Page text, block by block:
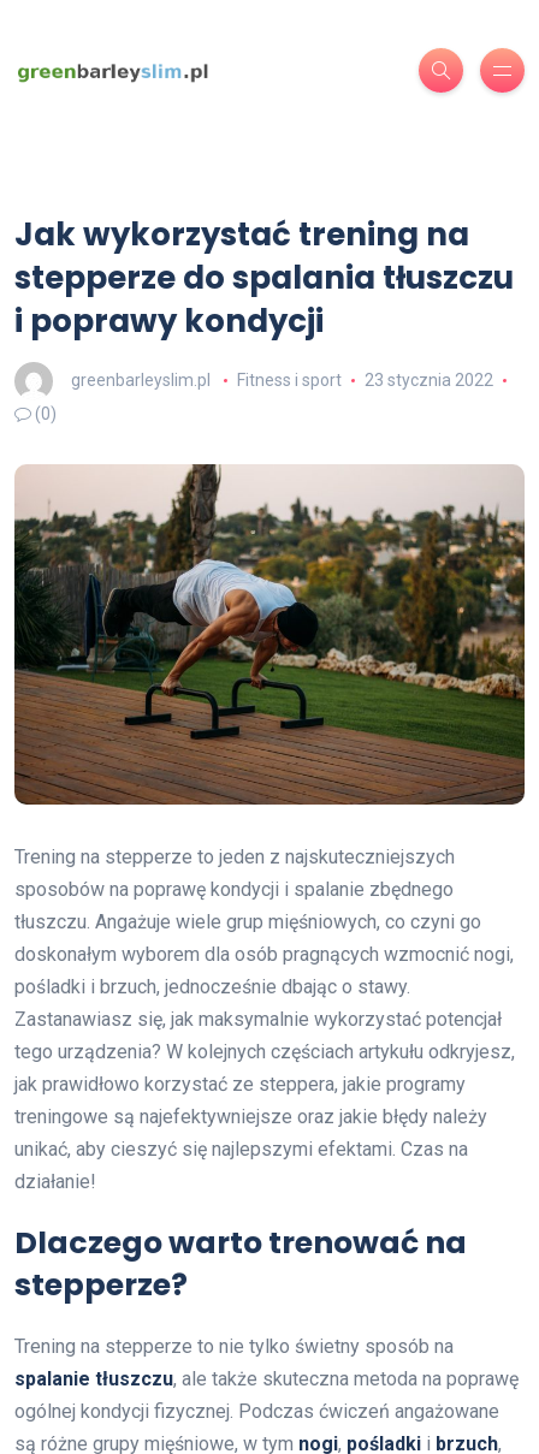
Jak wykorzystać trening na
stepperze do spalania tłuszczu
i poprawy kondycji
greenbarleyslim.pl Fitness i sport
23 stycznia 2022
(0)
Trening na stepperze to jeden z najskuteczniejszych
sposobów na poprawę kondycji i spalanie zbędnego
tłuszczu. Angażuje wiele grup mięśniowych, co czyni go
doskonałym wyborem dla osób pragnących wzmocnić nogi,
pośladki i brzuch, jednocześnie dbając o stawy.
Zastanawiasz się, jak maksymalnie wykorzystać potencjał
tego urządzenia? W kolejnych częściach artykułu odkryjesz,
jak prawidłowo korzystać ze steppera, jakie programy
treningowe są najefektywniejsze oraz jakie błędy należy
unikać, aby cieszyć się najlepszymi efektami. Czas na
działanie!
Dlaczego warto trenować na
stepperze?
Trening na stepperze to nie tylko świetny sposób na
spalanie tłuszczu, ale także skuteczna metoda na poprawę
ogólnej kondycji fizycznej. Podczas ćwiczeń angażowane
są różne grupy mięśniowe, w tym nogi, pośladki i brzuch,